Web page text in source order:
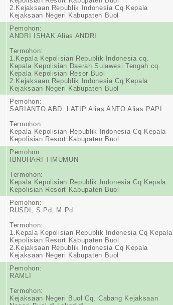
2.Kejaksaan Republik Indonesia Cq Kepala
Kejaksaan Negeri Kabupaten Buol
Pemohon:
ANDRI ISHAK Alias ANDRI
Termohon:
1.Kepala Kepolisian Republik Indonesia cq.
Kepala Kepolisian Daerah Sulawesi Tengah cq.
Kepala Kepolisian Resor Buol
2.Kejaksaan Republik Indonesia Cq Kepala
Kejaksaan Negeri Kabupaten Buol
Pemohon:
SARIANTO ABD. LATIP Alias ANTO Alias PAPI
Termohon:
Kepala Kepolisian Republik Indonesia Cq Kepala
Kepolisian Resort Kabupaten Buol
Pemohon:
IBNUHARI TIMUMUN
Termohon:
Kepala Kepolisian Republik Indonesia Cq Kepala
Kepolisian Resort Kabupaten Buol
Pemohon:
RUSDI, S.Pd. M.Pd
Termohon:
1.Kepala Kepolisian Republik Indonesia Cq Kepala
Kepolisian Resort Kabupaten Buol
2.Kejaksaan Republik Indonesia Cq Kepala
Kejaksaan Negeri Kabupaten Buol
Pemohon:
RAMLI
Termohon:
Kejaksaan Negeri Buol Cq. Cabang Kejaksaan